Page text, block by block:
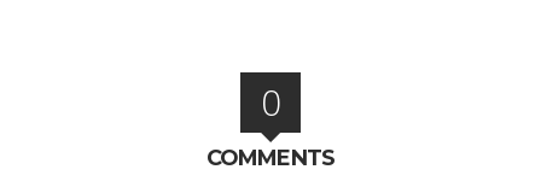
0
COMMENTS